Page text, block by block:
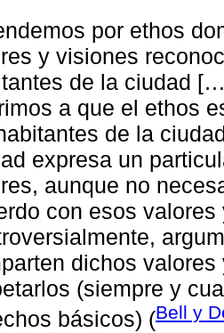
por ethos
y visiones
de la ciudad
a que el ethos
de la
expresa un
aunque no
con esos
dichos
(siempre y
básicos) (Bell y